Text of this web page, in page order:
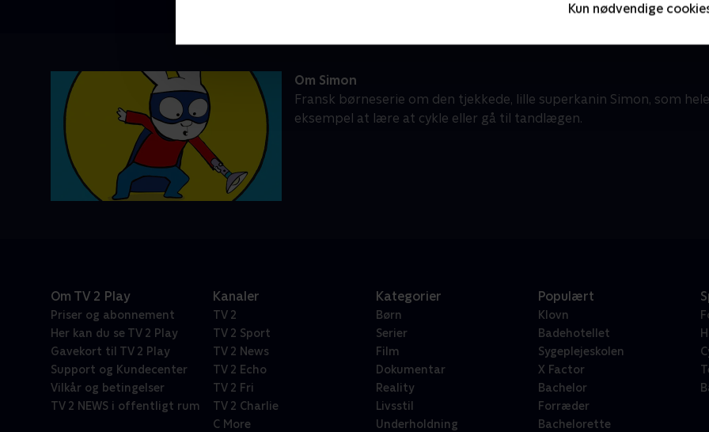
Kun nødvendige
Om Simon
Fransk børneserie om den tjekkede, lille superkanin Simon, som
eksempel at lære at cykle eller gå til tandlægen.
Om TV 2 Play
Priser og abonnement
Her kan du se TV 2 Play
Gavekort til TV 2 Play
Support og Kundecenter
Vilkår og betingelser
TV 2 NEWS i offentligt rum
Kanaler
TV 2
TV 2 Sport
TV 2 News
TV 2 Echo
TV 2 Fri
TV 2 Charlie
C More
Kategorier
Børn
Serier
Film
Dokumentar
Reality
Livsstil
Underholdning
Populært
Klovn
Badehotellet
Sygeplejeskolen
X Factor
Bachelor
Forræder
Bachelorette